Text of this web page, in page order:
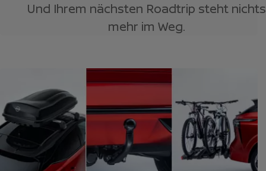
Und Ihrem nächsten Roadtrip steht nichts
mehr im Weg.